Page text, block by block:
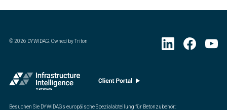
©2026 DYWIDAG. Owned by Triton
Besuchen Sie DYWIDAGs europäische Spezialabteilung für Betonzubehör.: